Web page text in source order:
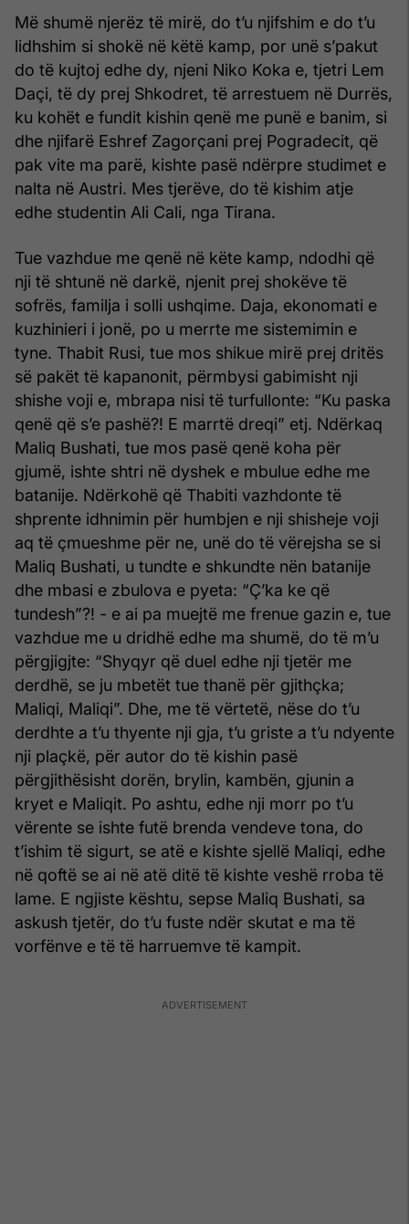
Më shumë njerëz të mirë, do t’u njifshim e do t’u
lidhshim si shokë në këtë kamp, por unë s’pakut
do të kujtoj edhe dy, njeni Niko Koka e, tjetri Lem
Daçi, të dy prej Shkodret, të arrestuem në Durrës,
ku kohët e fundit kishin qenë me punë e banim, si
dhe njifarë Eshref Zagorçani prej Pogradecit, që
pak vite ma parë, kishte pasë ndërpre studimet e
nalta në Austri. Mes tjerëve, do të kishim atje
edhe studentin Ali Cali, nga Tirana.
Tue vazhdue me qenë në këte kamp, ndodhi që
nji të shtunë në darkë, njenit prej shokëve të
sofrës, familja i solli ushqime. Daja, ekonomati e
kuzhinieri i jonë, po u merrte me sistemimin e
tyne. Thabit Rusi, tue mos shikue mirë prej dritës
së pakët të kapanonit, përmbysi gabimisht nji
shishe voji e, mbrapa nisi të turfullonte: “Ku paska
qenë që s’e pashë?! E marrtë dreqi” etj. Ndërkaq
Maliq Bushati, tue mos pasë qenë koha për
gjumë, ishte shtri në dyshek e mbulue edhe me
batanije. Ndërkohë që Thabiti vazhdonte të
shprente idhnimin për humbjen e nji shisheje voji
aq të çmueshme për ne, unë do të vërejsha se si
Maliq Bushati, u tundte e shkundte nën batanije
dhe mbasi e zbulova e pyeta: “Ç’ka ke që
tundesh”?! - e ai pa muejtë me frenue gazin e, tue
vazhdue me u dridhë edhe ma shumë, do të m’u
përgjigjte: “Shyqyr që duel edhe nji tjetër me
derdhë, se ju mbetët tue thanë për gjithçka;
Maliqi, Maliqi”. Dhe, me të vërtetë, nëse do t’u
derdhte a t’u thyente nji gja, t’u griste a t’u ndyente
nji plaçkë, për autor do të kishin pasë
përgjithësisht dorën, brylin, kambën, gjunin a
kryet e Maliqit. Po ashtu, edhe nji morr po t’u
vërente se ishte futë brenda vendeve tona, do
t’ishim të sigurt, se atë e kishte sjellë Maliqi, edhe
në qoftë se ai në atë ditë të kishte veshë rroba të
lame. E ngjiste kështu, sepse Maliq Bushati, sa
askush tjetër, do t’u fuste ndër skutat e ma të
vorfënve e të të harruemve të kampit.